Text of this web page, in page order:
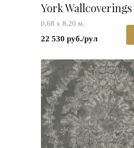
York Wallcoverings
0,68 х 8,20 м.
22 530 руб./рул